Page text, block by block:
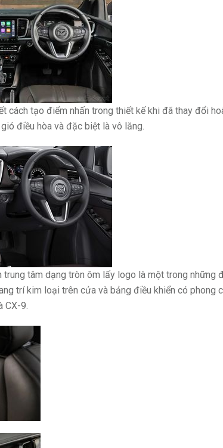
cách tạo điểm nhấn trong thiết kế khi đã thay đổi
điều hòa và đặc biệt là vô lăng.
trung tâm dạng tròn ôm lấy logo là một trong những
trí kim loại trên cửa và bảng điều khiển có phong
CX-9.